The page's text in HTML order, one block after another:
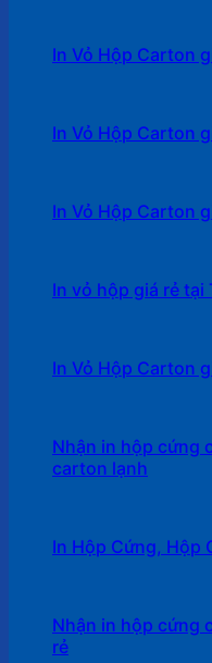
In Vỏ Hộp Carton
In Vỏ Hộp Carton
In Vỏ Hộp Carton
In vỏ hộp giá rẻ tại
In Vỏ Hộp Carton
Nhận in hộp cứng
carton lạnh
In Hộp Cứng, Hộp
Nhận in hộp cứng
rẻ